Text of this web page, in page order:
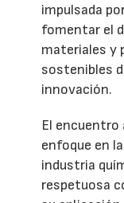
impulsada
fomentar el
materiales y
sostenibles
innovación.
El encuentro
enfoque en
industria
respetuosa